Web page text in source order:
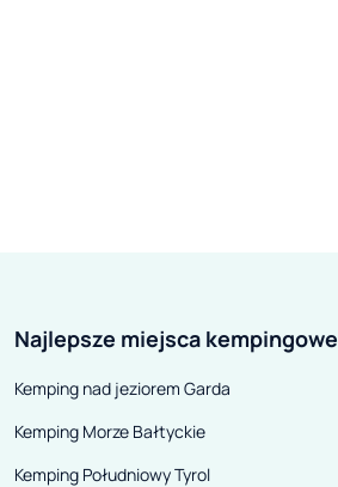
Najlepsze miejsca kempingowe
Kemping nad jeziorem Garda
Kemping Morze Bałtyckie
Kemping Południowy Tyrol